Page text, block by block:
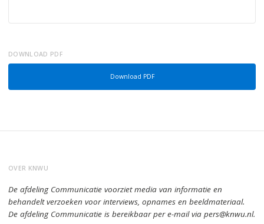
DOWNLOAD PDF
Download PDF
OVER KNWU
De afdeling Communicatie voorziet media van informatie en
behandelt verzoeken voor interviews, opnames en beeldmateriaal.
De afdeling Communicatie is bereikbaar per e-mail via pers@knwu.nl.